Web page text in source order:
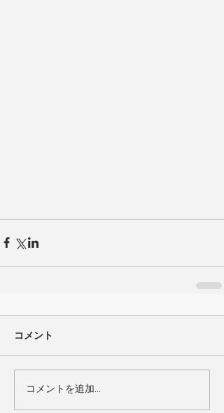
コメント
コメントを追加…